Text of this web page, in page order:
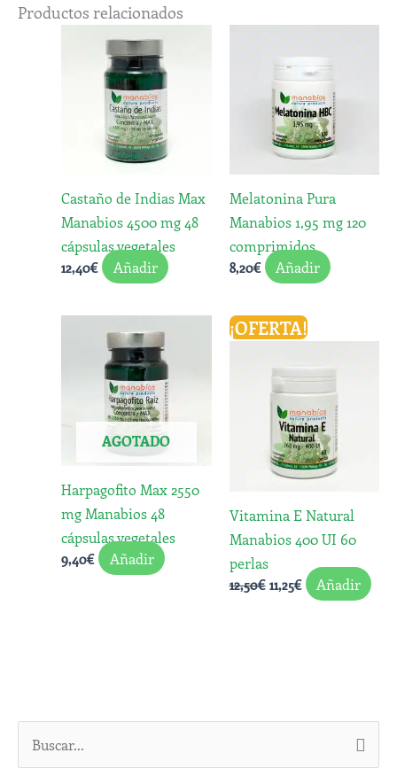
Productos relacionados
Castaño de Indias Max
Manabios 4500 mg 48
cápsulas vegetales
12,40€ Añadir
Melatonina Pura
Manabios 1,95 mg 120
comprimidos
8,20€ Añadir
AGOTADO
Harpagofito Max 2550
mg Manabios 48
cápsulas vegetales
9,40€ Añadir
¡OFERTA!
Vitamina E Natural
Manabios 400 UI 60
perlas
12,50€
El
precio
era:
12,50€.
11,25€
El
precio
es:
11,25€.
Añadir